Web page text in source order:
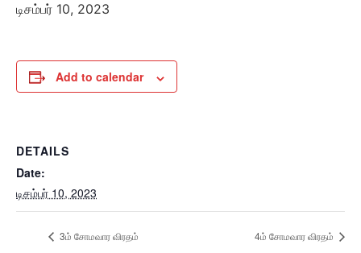
டிசம்பர் 10, 2023
Add to calendar
DETAILS
Date:
டிசம்பர் 10, 2023
3ம் சோமவார விரதம் 4ம் சோமவார விரதம்